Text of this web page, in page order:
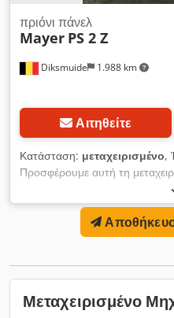
Diksmuide 1.988 km
πριόνι πάνελ
Mayer PS 2 Z
Αιτηθείτε
Κατάσταση: μεταχειρισμένο,
Προσφέρουμε αυτή τη
PS 2 Z, έτος κατασκευής
6150 mm. Διαθέτει προκοπή
Περιστρεφόμενο τραπέζι
αποσυναρμολογηθεί και
PS 2 Z Dedpfxox N Ua Dj Ai
ερωτήσεις ή περισσότερες
Μεταχειρισμένο